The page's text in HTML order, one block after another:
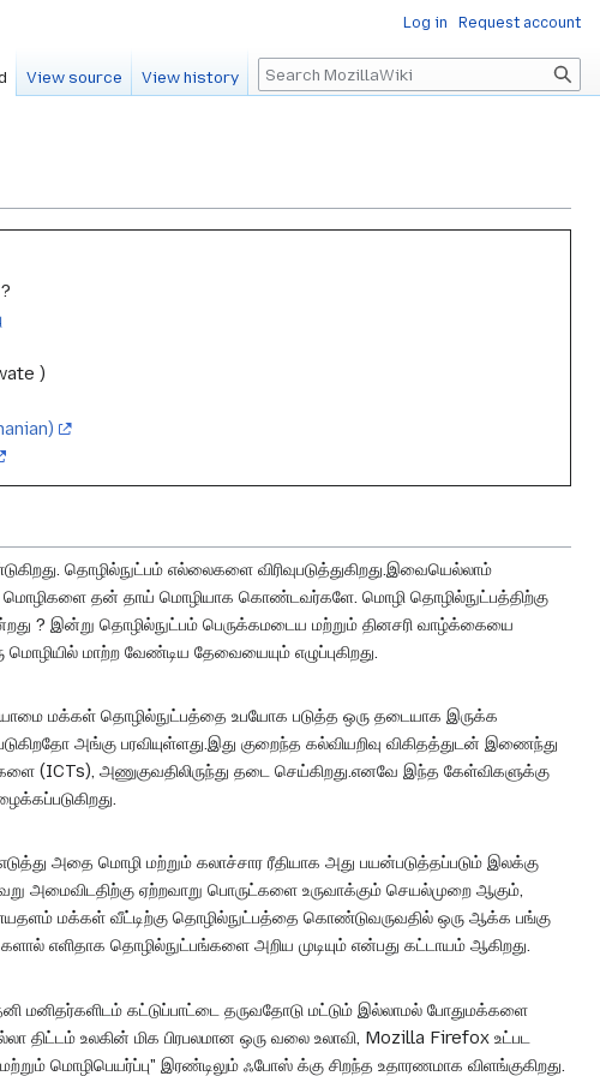
)
தொழில்நுட்பம் எல்லைகளை விரிவுபடுத்துகிறது.இவையெல்லாம்
மொழிகளை தன் தாய் மொழியாக கொண்டவர்களே. மொழி தொழில்நுட்பத்திற்கு
? இன்று தொழில்நுட்பம் பெருக்கமடைய மற்றும் தினசரி வாழ்க்கையை
மாற்ற வேண்டிய தேவையையும் எழுப்புகிறது.
மக்கள் தொழில்நுட்பத்தை உபயோக படுத்த ஒரு தடையாக இருக்க
அங்கு பரவியுள்ளது.இது குறைந்த கல்வியறிவு விகிதத்துடன் இணைந்து
(ICTs), அணுகுவதிலிருந்து தடை செய்கிறது.எனவே இந்த கேள்விகளுக்கு
அதை மொழி மற்றும் கலாச்சார ரீதியாக அது பயன்படுத்தப்படும் இலக்கு
அமைவிடதிற்கு ஏற்றவாறு பொருட்களை உருவாக்கும் செயல்முறை ஆகும்,
மக்கள் வீட்டிற்கு தொழில்நுட்பத்தை கொண்டுவருவதில் ஒரு ஆக்க பங்கு
எளிதாக தொழில்நுட்பங்களை அறிய முடியும் என்பது கட்டாயம் ஆகிறது.
மனிதர்களிடம் கட்டுப்பாட்டை தருவதோடு மட்டும் இல்லாமல் போதுமக்களை
உலகின் மிக பிரபலமான ஒரு வலை உலாவி, Mozilla Firefox உட்பட
மொழிபெயர்ப்பு" இரண்டிலும் ஃபோஸ் க்கு சிறந்த உதாரணமாக விளங்குகிறது.
Log in Request account
View source View history Search